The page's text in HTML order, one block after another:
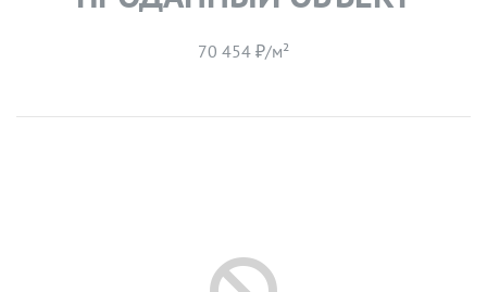
автобусе. Прямая продажа
70 454 ₽/м²